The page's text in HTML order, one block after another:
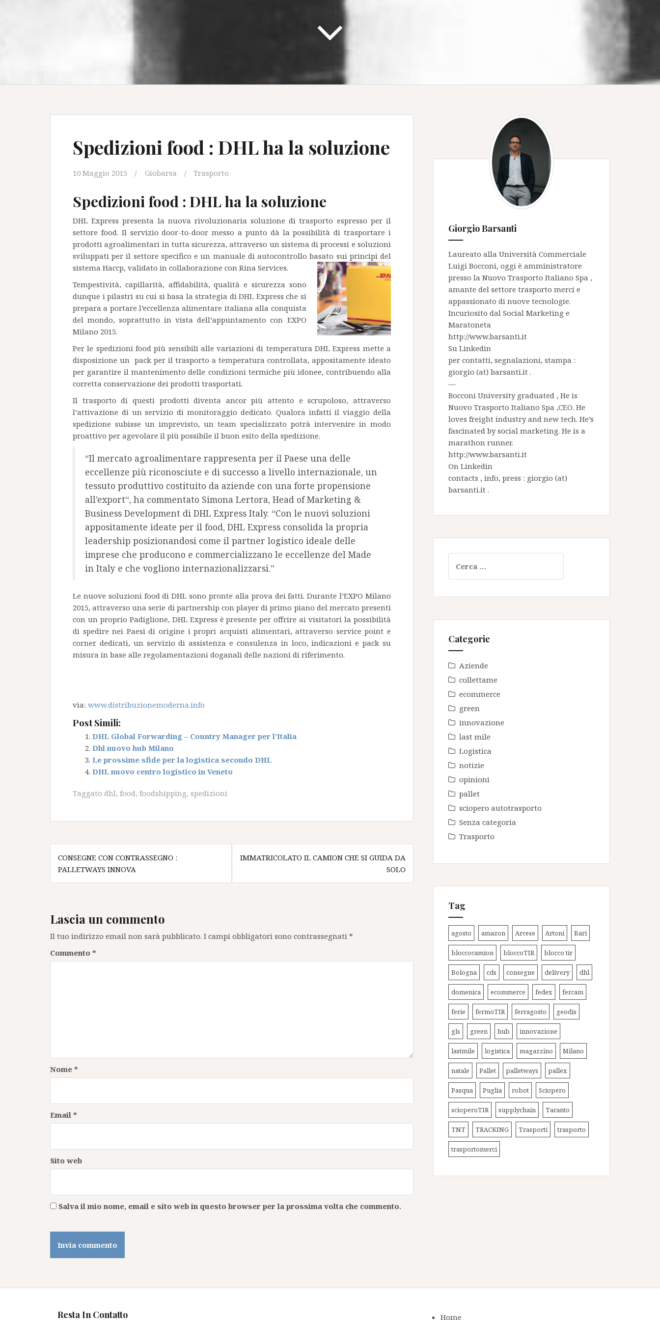
Spedizioni food : DHL ha la soluzione
10 Maggio 2015 Giobarsa Trasporto
Spedizioni food : DHL ha la soluzione
DHL Express presenta la nuova rivoluzionaria soluzione di trasporto espresso per il
settore food. Il servizio door-to-door messo a punto dà la possibilità di trasportare i
prodotti agroalimentari in tutta sicurezza, attraverso un sistema di processi e soluzioni
sviluppati per il settore specifico e un manuale di autocontrollo basato sui principi del
sistema Haccp, validato in collaborazione con Rina Services.
Tempestività, capillarità, affidabilità, qualità e sicurezza sono
dunque i pilastri su cui si basa la strategia di DHL Express che si
prepara a portare l’eccellenza alimentare italiana alla conquista
del mondo, soprattutto in vista dell’appuntamento con EXPO
Milano 2015.
Per le spedizioni food più sensibili alle variazioni di temperatura DHL Express mette a
disposizione un pack per il trasporto a temperatura controllata, appositamente ideato
per garantire il mantenimento delle condizioni termiche più idonee, contribuendo alla
corretta conservazione dei prodotti trasportati.
Il trasporto di questi prodotti diventa ancor più attento e scrupoloso, attraverso
l’attivazione di un servizio di monitoraggio dedicato. Qualora infatti il viaggio della
spedizione subisse un imprevisto, un team specializzato potrà intervenire in modo
proattivo per agevolare il più possibile il buon esito della spedizione.
“Il mercato agroalimentare rappresenta per il Paese una delle
eccellenze più riconosciute e di successo a livello internazionale, un
tessuto produttivo costituito da aziende con una forte propensione
all’export“, ha commentato Simona Lertora, Head of Marketing &
Business Development di DHL Express Italy. “Con le nuovi soluzioni
appositamente ideate per il food, DHL Express consolida la propria
leadership posizionandosi come il partner logistico ideale delle
imprese che producono e commercializzano le eccellenze del Made
in Italy e che vogliono internazionalizzarsi.”
Le nuove soluzioni food di DHL sono pronte alla prova dei fatti. Durante l’EXPO Milano
2015, attraverso una serie di partnership con player di primo piano del mercato presenti
con un proprio Padiglione, DHL Express è presente per offrire ai visitatori la possibilità
di spedire nei Paesi di origine i propri acquisti alimentari, attraverso service point e
corner dedicati, un servizio di assistenza e consulenza in loco, indicazioni e pack su
misura in base alle regolamentazioni doganali delle nazioni di riferimento.
via: www.distribuzionemoderna.info
Post Simili:
DHL Global Forwarding – Country Manager per l’Italia
Dhl nuovo hub Milano
Le prossime sfide per la logistica secondo DHL
DHL nuovo centro logistico in Veneto
Taggato dhl, food, foodshipping, spedizioni
Navigazione
articoli
CONSEGNE CON CONTRASSEGNO :
PALLETWAYS INNOVA
IMMATRICOLATO IL CAMION CHE SI GUIDA DA
SOLO
Lascia un commento
Il tuo indirizzo email non sarà pubblicato. I campi obbligatori sono contrassegnati *
Commento *
Nome *
Email *
Sito web
Salva il mio nome, email e sito web in questo browser per la prossima volta che commento.
Giorgio Barsanti
Laureato alla Università Commerciale
Luigi Bocconi, oggi è amministratore
presso la Nuovo Trasporto Italiano Spa ,
amante del settore trasporto merci e
appassionato di nuove tecnologie.
Incuriosito dal Social Marketing e
Maratoneta
http://www.barsanti.it
Su Linkedin
per contatti, segnalazioni, stampa :
giorgio (at) barsanti.it .
—
Bocconi University graduated , He is
Nuovo Trasporto Italiano Spa ,CEO. He
loves freight industry and new tech. He’s
fascinated by social marketing. He is a
marathon runner.
http://www.barsanti.it
On Linkedin
contacts , info, press : giorgio (at)
barsanti.it .
per:
Categorie
Aziende
collettame
ecommerce
green
innovazione
last mile
Logistica
notizie
opinioni
pallet
sciopero autotrasporto
Senza categoria
Trasporto
Tag
agosto amazon Arcese Artoni Bari
bloccocamion bloccoTIR blocco tir
Bologna cds consegne delivery dhl
domenica ecommerce fedex fercam
ferie fermoTIR ferragosto geodis
gls green hub innovazione
lastmile logistica magazzino Milano
natale Pallet palletways pallex
Pasqua Puglia robot Sciopero
scioperoTIR supplychain Taranto
TNT TRACKING Trasporti trasporto
trasportomerci
Resta In Contatto Home